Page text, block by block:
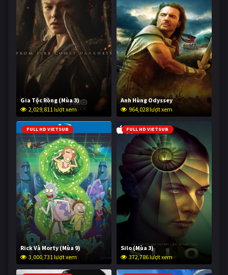
Gia Tộc Rồng (Mùa 3)
2,029,811 lượt xem
Anh Hùng Odyssey
964,028 lượt xem
FULL HD VIETSUB
Rick Và Morty (Mùa 9)
3,000,731 lượt xem
FULL HD VIETSUB
Silo (Mùa 3)
372,786 lượt xem